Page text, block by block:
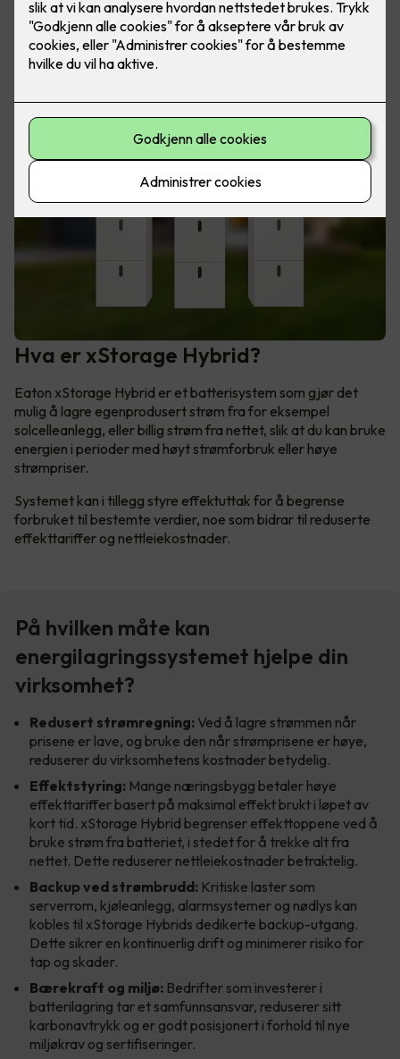
Med et godt og avansert energilagringssystem kan du
optimalisere byggets energibruk, sikre driftssikkerhet og få
store økonomiske fordeler.
Hva er xStorage Hybrid?
Eaton xStorage Hybrid er et batterisystem som gjør det
mulig å lagre egenprodusert strøm fra for eksempel
solcelleanlegg, eller billig strøm fra nettet, slik at du kan bruke
energien i perioder med høyt strømforbruk eller høye
strømpriser.
Systemet kan i tillegg styre effektuttak for å begrense
forbruket til bestemte verdier, noe som bidrar til reduserte
effekttariffer og nettleiekostnader.
På hvilken måte kan
energilagringssystemet hjelpe din
virksomhet?
Redusert strømregning: Ved å lagre strømmen når
prisene er lave, og bruke den når strømprisene er høye,
reduserer du virksomhetens kostnader betydelig.
Effektstyring: Mange næringsbygg betaler høye
effekttariffer basert på maksimal effekt brukt i løpet av
kort tid. xStorage Hybrid begrenser effekttoppene ved å
bruke strøm fra batteriet, i stedet for å trekke alt fra
nettet. Dette reduserer nettleiekostnader betraktelig.
Backup ved strømbrudd: Kritiske laster som
serverrom, kjøleanlegg, alarmsystemer og nødlys kan
kobles til xStorage Hybrids dedikerte backup-utgang.
Dette sikrer en kontinuerlig drift og minimerer risiko for
tap og skader.
Bærekraft og miljø: Bedrifter som investerer i
batterilagring tar et samfunnsansvar, reduserer sitt
karbonavtrykk og er godt posisjonert i forhold til nye
miljøkrav og sertifiseringer.